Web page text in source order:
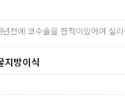
전에 코수술을 한적이있어여
지방이식